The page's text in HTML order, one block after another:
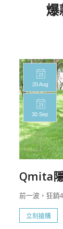
20 Aug
30 Sep
Qmita
前一波，狂銷
立刻搶購